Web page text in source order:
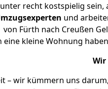
recht kostspielig sein,
und
Fürth nach Creußen
eine kleine Wohnung
Wir
– wir kümmern uns